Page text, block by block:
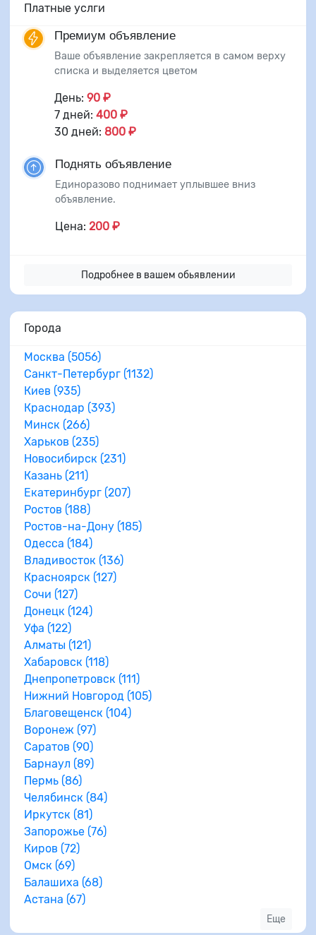
Платные услги
Премиум объявление
Ваше объявление закрепляется в самом верху
списка и выделяется цветом
День: 90 ₽
7 дней: 400 ₽
30 дней: 800 ₽
Поднять объявление
Единоразово поднимает уплывшее вниз
объявление.
Цена: 200 ₽
Подробнее в вашем обьявлении
Города
Москва (5056)
Санкт-Петербург (1132)
Киев (935)
Краснодар (393)
Минск (266)
Харьков (235)
Новосибирск (231)
Казань (211)
Екатеринбург (207)
Ростов (188)
Ростов-на-Дону (185)
Одесса (184)
Владивосток (136)
Красноярск (127)
Сочи (127)
Донецк (124)
Уфа (122)
Алматы (121)
Хабаровск (118)
Днепропетровск (111)
Нижний Новгород (105)
Благовещенск (104)
Воронеж (97)
Саратов (90)
Барнаул (89)
Пермь (86)
Челябинск (84)
Иркутск (81)
Запорожье (76)
Киров (72)
Омск (69)
Балашиха (68)
Астана (67)
Еще